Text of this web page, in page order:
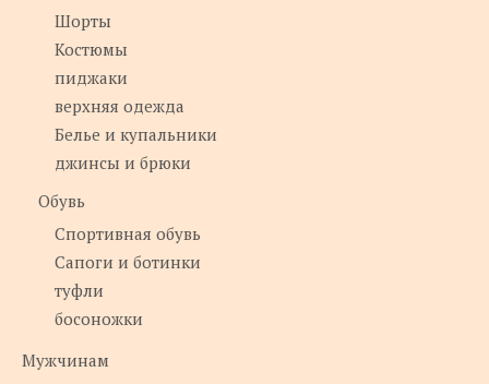
Шорты
Костюмы
пиджаки
верхняя одежда
Белье и купальники
джинсы и брюки
Обувь
Спортивная обувь
Сапоги и ботинки
туфли
босоножки
Мужчинам